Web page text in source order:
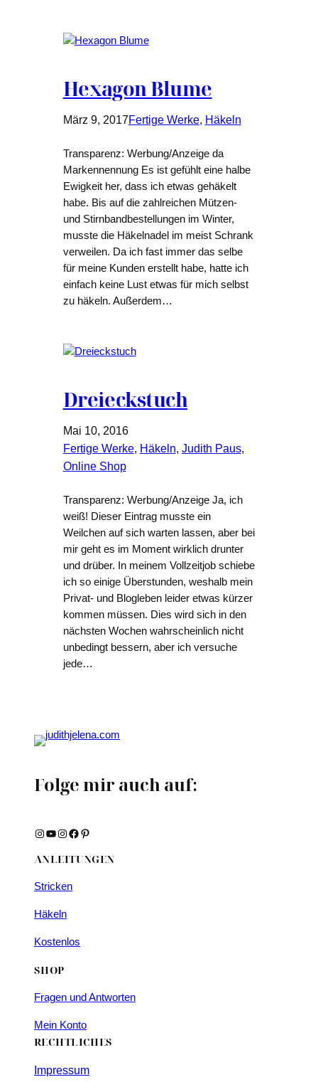
Hexagon Blume
März 9, 2017Fertige Werke, Häkeln
Transparenz: Werbung/Anzeige da
Markennennung Es ist gefühlt eine halbe
Ewigkeit her, dass ich etwas gehäkelt
habe. Bis auf die zahlreichen Mützen-
und Stirnbandbestellungen im Winter,
musste die Häkelnadel im meist Schrank
verweilen. Da ich fast immer das selbe
für meine Kunden erstellt habe, hatte ich
einfach keine Lust etwas für mich selbst
zu häkeln. Außerdem…
Dreieckstuch
Mai 10, 2016
Fertige Werke, Häkeln, Judith Paus
Online Shop
Transparenz: Werbung/Anzeige Ja, ich
weiß! Dieser Eintrag musste ein
Weilchen auf sich warten lassen, aber bei
mir geht es im Moment wirklich drunter
und drüber. In meinem Vollzeitjob schiebe
ich so einige Überstunden, weshalb mein
Privat- und Blogleben leider etwas kürzer
kommen müssen. Dies wird sich in den
nächsten Wochen wahrscheinlich nicht
unbedingt bessern, aber ich versuche
jede…
Folge mir auch auf:
Instagram YouTube Instagram Facebook Pinterest
ANLEITUNGEN
Stricken
Häkeln
Kostenlos
SHOP
Fragen und Antworten
Mein Konto
RECHTLICHES
Impressum